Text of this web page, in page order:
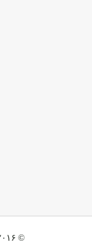
© ۲۰۱۶ - جميع الحقوق محفوظة.